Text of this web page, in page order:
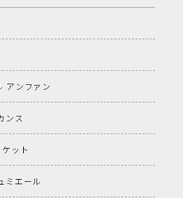
アンファン
ンス
ット
ミエール